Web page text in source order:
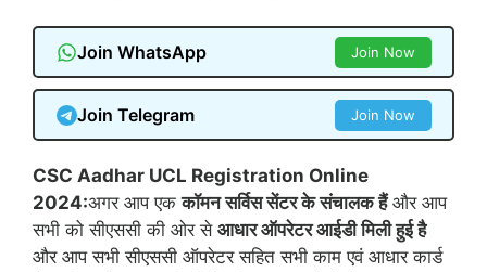
Join WhatsApp Join Now
Join Telegram Join Now
CSC Aadhar UCL Registration Online
2024:अगर आप एककॉमन सर्विस सेंटर के संचालक हैंऔर आप
सभी को सीएससी की ओर से आधार ऑपरेटर आईडी मिली हुई है
और आप सभी सीएससी ऑपरेटर सहित सभी काम एवं आधार कार्ड